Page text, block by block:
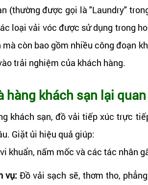
(thường được gọi là "Laundry"
loại vải vóc được sử dụng trong
còn bao gồm nhiều công đoạn
trải nghiệm của khách hàng.
hàng khách sạn lại
khách sạn, đồ vải tiếp xúc trực
Giặt ủi hiệu quả giúp:
khuẩn, nấm mốc và các tác nhân
vụ: Đồ vải sạch sẽ, thơm tho,